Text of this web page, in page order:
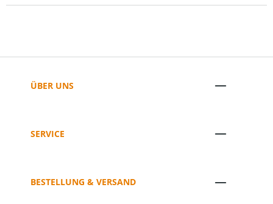
ÜBER UNS
SERVICE
BESTELLUNG & VERSAND